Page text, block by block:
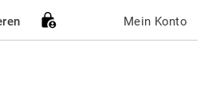
Mein Konto